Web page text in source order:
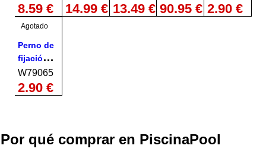
n Zodiac
MX8 /
MX9
W79017
8,59 €
A Zodiac
MX8 /
14,99 € MX8
W79014
13,49 € de
dirección
90,95€ 6-18 7-8
tipo A
2,90€
Agotado
Perno de
fijación
de la
rueda
Zodiac
W79065
W79065
2,90 €
Por qué comprar en PiscinaPool